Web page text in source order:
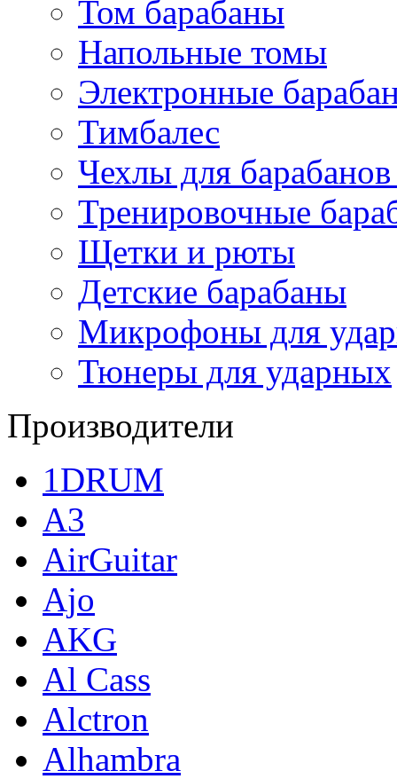
Том барабаны
Напольные томы
Электронные
Тимбалес
Чехлы для
Тренировочные
Щетки и рюты
Детские барабаны
Микрофоны для
Тюнеры для ударных
Производители
1DRUM
A3
AirGuitar
Ajo
AKG
Al Cass
Alctron
Alhambra